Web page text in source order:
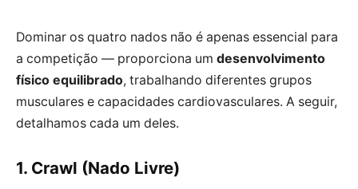
Dominar os quatro nados não é apenas essencial para
a competição — proporciona um desenvolvimento
físico equilibrado, trabalhando diferentes grupos
musculares e capacidades cardiovasculares. A seguir,
detalhamos cada um deles.
1. Crawl (Nado Livre)